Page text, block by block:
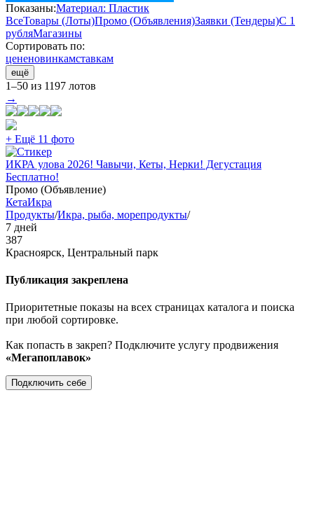
Показаны:Материал: Пластик
ВсеТовары (Лоты)Промо (Объявления)Заявки (Тендеры)С 1
рубляМагазины
Сортировать по:
цененовинкамставкам
ещё
1–50 из 1197 лотов
→
+ Ещё 11 фото
ИКРА улова 2026! Чавычи, Кеты, Нерки! Дегустация
Бесплатно!
Промо (Объявление)
КетаИкра
Продукты/Икра, рыба, морепродукты/
7 дней
387
Красноярск, Центральный парк
Публикация закреплена
Приоритетные показы на всех страницах каталога и поиска
при любой сортировке.
Как попасть в закреп? Подключите услугу продвижения
«Мегапоплавок»
Подключить себе